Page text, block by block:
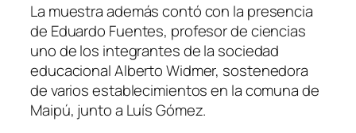
La muestra además contó con la presencia
de Eduardo Fuentes, profesor de ciencias
uno de los integrantes de la sociedad
educacional Alberto Widmer, sostenedora
de varios establecimientos en la comuna de
Maipú, junto a Luís Gómez.